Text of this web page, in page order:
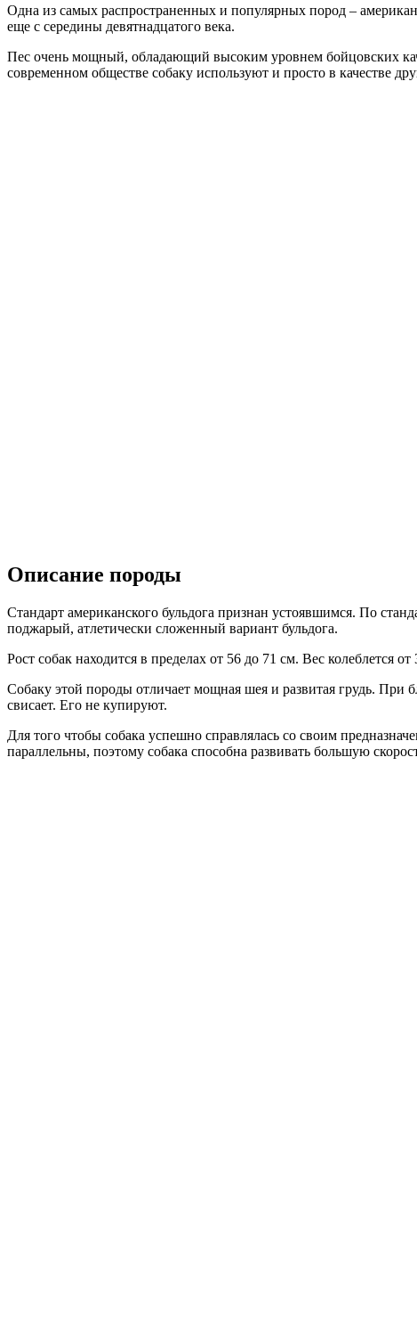
Одна из самых распространенных и популярных пород –
еще с середины девятнадцатого века.
Пес очень мощный, обладающий высоким уровнем бойцовских
современном обществе собаку используют и просто в качестве
Описание породы
Стандарт американского бульдога признан устоявшимся. По
поджарый, атлетически сложенный вариант бульдога.
Рост собак находится в пределах от 56 до 71 см. Вес колеблется
Собаку этой породы отличает мощная шея и развитая грудь.
свисает. Его не купируют.
Для того чтобы собака успешно справлялась со своим
параллельны, поэтому собака способна развивать большую